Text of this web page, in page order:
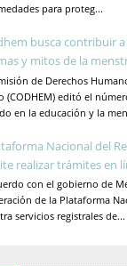
para proteg...
busca contribuir
y mitos de la
de Derechos
(CODHEM) editó el
en la educación y la
Nacional del
realizar trámites en
con el gobierno de
de la Plataforma
servicios registrales de...